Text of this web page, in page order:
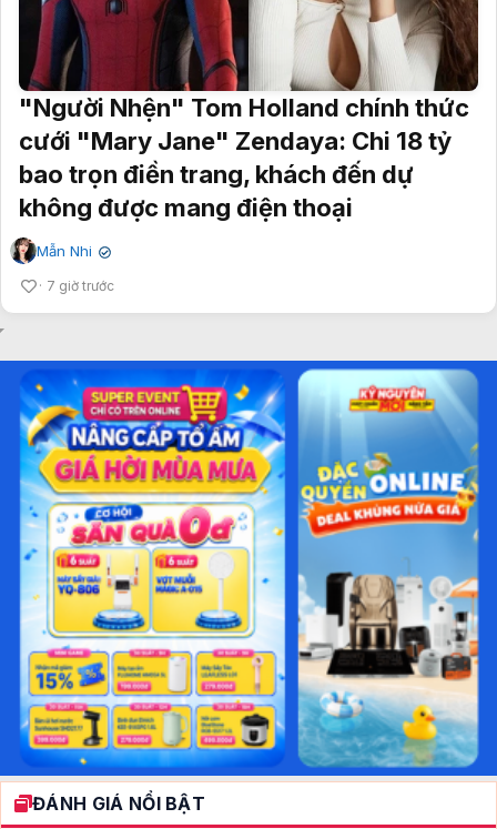
"Người Nhện" Tom Holland chính thức
cưới "Mary Jane" Zendaya: Chi 18 tỷ
bao trọn điền trang, khách đến dự
không được mang điện thoại
Mẫn Nhi ✔
7 giờ trước
ĐÁNH GIÁ NỔI BẬT